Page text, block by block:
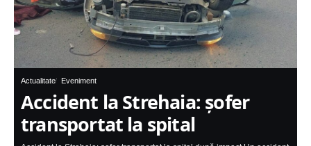
Actualitate Eveniment
Accident la Strehaia: șofer
transportat la spital